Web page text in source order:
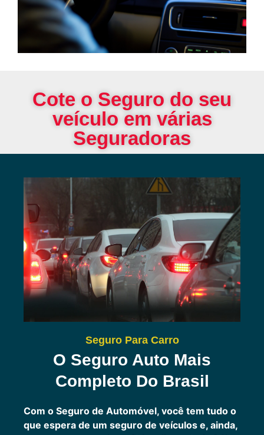
Cote o Seguro do seu
veículo em várias
Seguradoras
Seguro Para Carro
O Seguro Auto Mais
Completo Do Brasil
Com o Seguro de Automóvel, você tem tudo o
que espera de um seguro de veículos e, ainda,